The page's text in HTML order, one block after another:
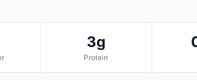
3g
Protein